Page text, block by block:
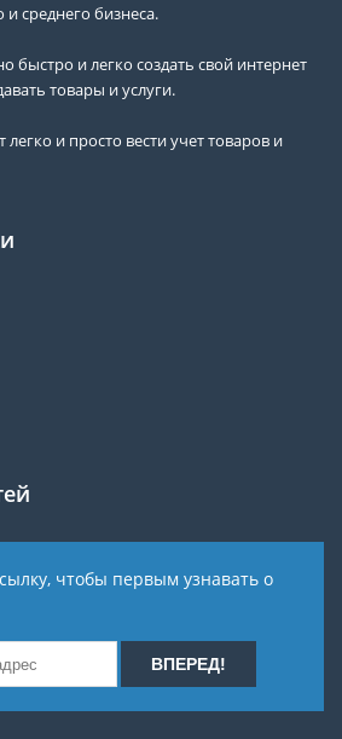
среднего бизнеса.
быстро и легко создать свой интернет
товары и услуги.
легко и просто вести учет товаров и
чтобы первым узнавать о